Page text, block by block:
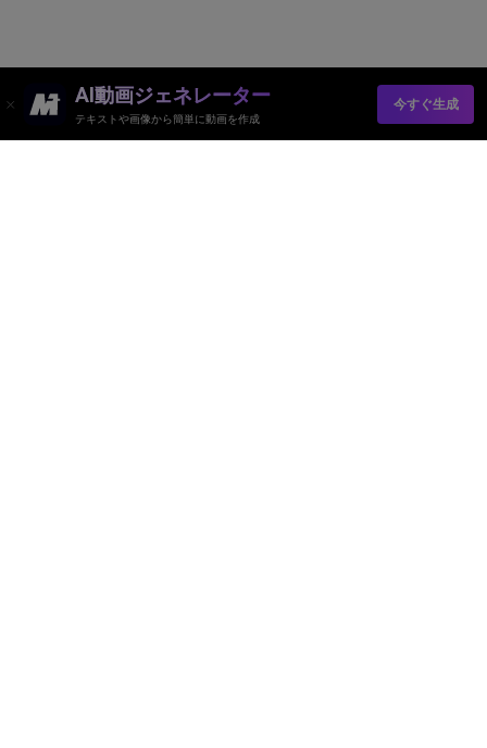
AI動画ジェネレーター
テキストや画像から簡単に動画を作成
今すぐ生成